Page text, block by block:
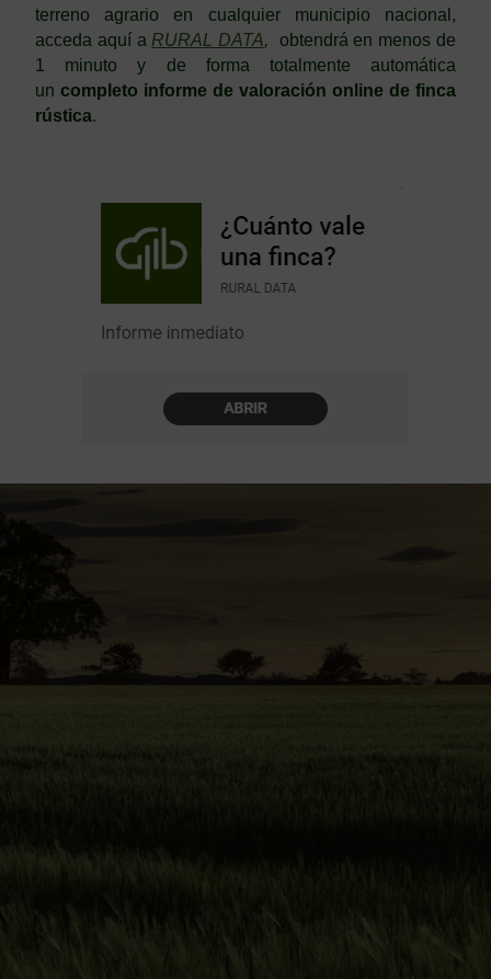
terreno agrario en cualquier municipio nacional,
acceda aquí a RURAL DATA, obtendrá en menos de
1 minuto y de forma totalmente automática
uncompleto informe de valoración online de finca
rústica.
Válido para conocer el valor de
mercado